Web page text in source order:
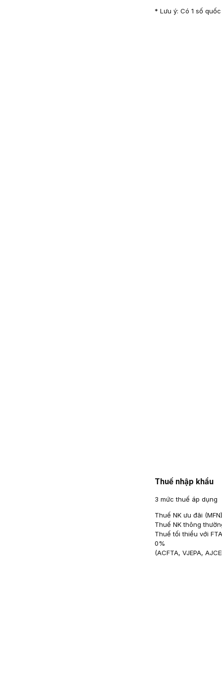
* Lưu ý: Có 1 số
Thuế nhập khẩu
3 mức thuế áp dụng
Thuế NK ưu đãi (MFN)
Thuế NK thông
Thuế tối thiểu với
0%
(ACFTA, VJEPA,